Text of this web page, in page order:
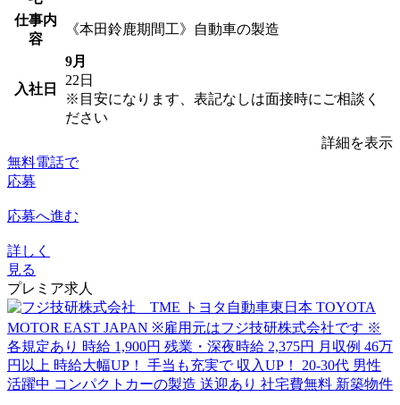
仕事内
容
《本田鈴鹿期間工》自動車の製造
入社日
9月
22日
※目安になります、表記なしは面接時にご相談く
ださい
詳細を表示
無料電話で
応募
応募へ進む
詳しく
見る
プレミア求人